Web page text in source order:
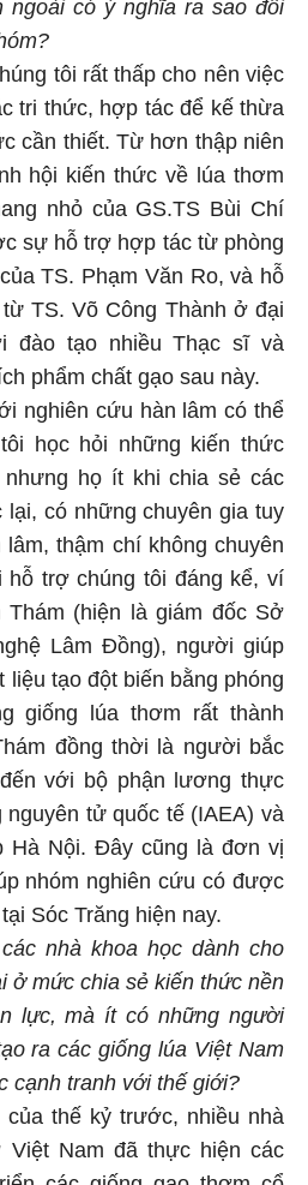
ngoài có ý nghĩa ra sao đối
tôi rất thấp cho nên việc
tri thức, hợp tác để kế thừa
cần thiết. Từ hơn thập niên
hội kiến thức về lúa thơm
nhỏ của GS.TS Bùi Chí
sự hỗ trợ hợp tác từ phòng
TS. Phạm Văn Ro, và hỗ
TS. Võ Công Thành ở đại
đào tạo nhiều Thạc sĩ và
phẩm chất gạo sau này.
nghiên cứu hàn lâm có thể
học hỏi những kiến thức
nhưng họ ít khi chia sẻ các
có những chuyên gia tuy
thậm chí không chuyên
hỗ trợ chúng tôi đáng kể, ví
(hiện là giám đốc Sở
Lâm Đồng), người giúp
liệu tạo đột biến bằng phóng
giống lúa thơm rất thành
đồng thời là người bắc
với bộ phận lương thực
tử quốc tế (IAEA) và
Hà Nội. Đây cũng là đơn vị
nhóm nghiên cứu có được
Sóc Trăng hiện nay.
nhà khoa học dành cho
ở mức chia sẻ kiến thức nền
lực, mà ít có những người
ra các giống lúa Việt Nam
cạnh tranh với thế giới?
thế kỷ trước, nhiều nhà
Việt Nam đã thực hiện các